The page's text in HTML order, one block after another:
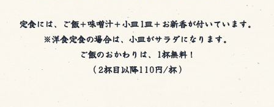
定食には、ご飯＋味噌汁＋小皿1皿＋お新香が付いています。
※洋食定食の場合は、小皿がサラダになります。
ご飯のおかわりは、1杯無料！
（2杯目以降110円/杯）